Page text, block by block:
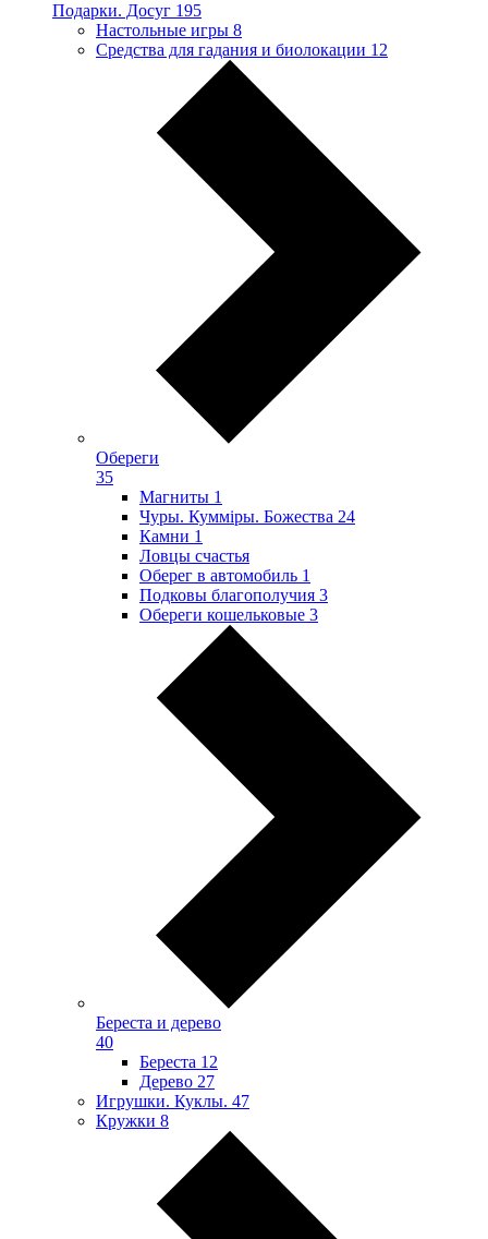
Подарки. Досуг 195
Настольные игры 8
Средства для гадания и биолокации 12
Обереги
35
Магниты 1
Чуры. Куммiры. Божества 24
Камни 1
Ловцы счастья
Оберег в автомобиль 1
Подковы благополучия 3
Обереги кошельковые 3
Береста и дерево
40
Береста 12
Дерево 27
Игрушки. Куклы. 47
Кружки 8